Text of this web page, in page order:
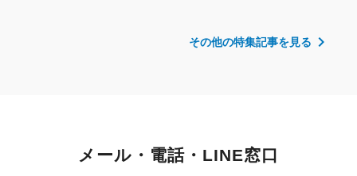
その他の特集記事を見る chevron_right
メール・電話・LINE窓口